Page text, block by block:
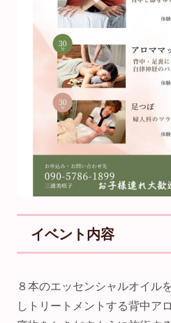
イベント内容
８本のエッセンシャルオイル
しトリートメントする背中ア